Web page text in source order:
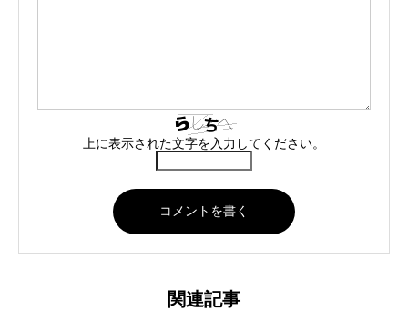
上に表示された文字を入力してください。
関連記事